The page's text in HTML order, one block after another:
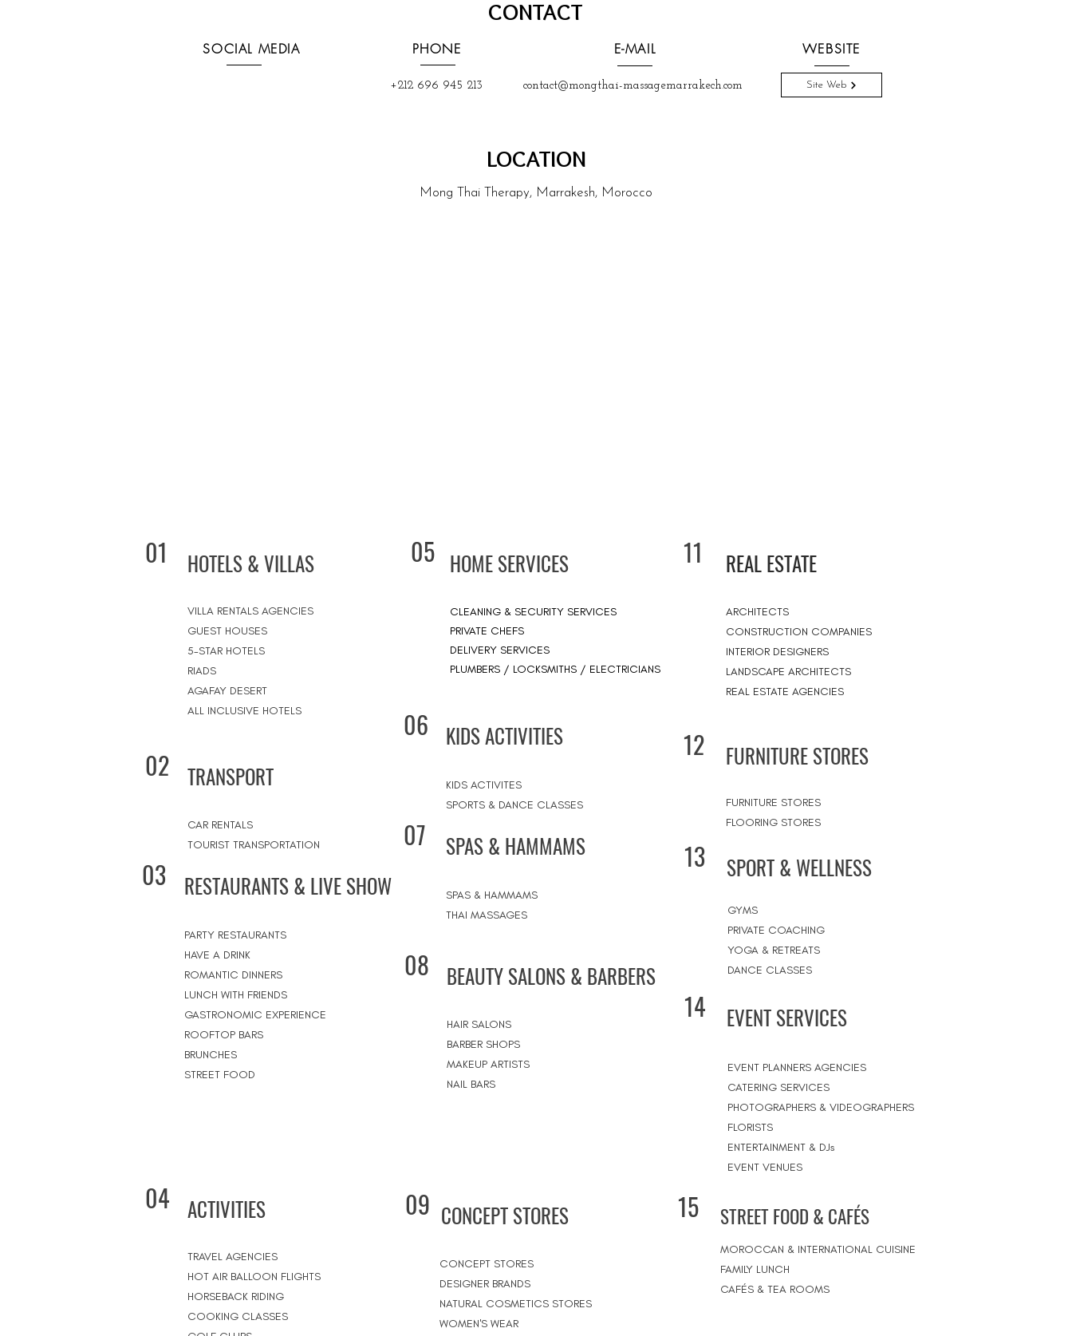
CONTACT
SOCIAL MEDIA PHONE E-MAIL WEBSITE
+212 696 945 213 contact@mongthai-massagemarrakech.com Site Web
LOCATION
Mong Thai Therapy, Marrakesh, Morocco
01 HOTELS & VILLAS
VILLA RENTALS AGENCIES
GUEST HOUSES
5-STAR HOTELS
RIADS
AGAFAY DESERT
ALL INCLUSIVE HOTELS
02 TRANSPORT
CAR RENTALS
TOURIST TRANSPORTATION
03 RESTAURANTS & LIVE SHOW
PARTY RESTAURANTS
HAVE A DRINK
ROMANTIC DINNERS
LUNCH WITH FRIENDS
GASTRONOMIC EXPERIENCE
ROOFTOP BARS
BRUNCHES
STREET FOOD
04 ACTIVITIES
TRAVEL AGENCIES
HOT AIR BALLOON FLIGHTS
HORSEBACK RIDING
COOKING CLASSES
05 HOME SERVICES
CLEANING & SECURITY SERVICES
PRIVATE CHEFS
DELIVERY SERVICES
PLUMBERS / LOCKSMITHS / ELECTRICIANS
11 REAL ESTATE
ARCHITECTS
CONSTRUCTION COMPANIES
INTERIOR DESIGNERS
LANDSCAPE ARCHITECTS
REAL ESTATE AGENCIES
06 KIDS ACTIVITIES
KIDS ACTIVITES
SPORTS & DANCE CLASSES
12 FURNITURE STORES
FURNITURE STORES
FLOORING STORES
07 SPAS & HAMMAMS
SPAS & HAMMAMS
THAI MASSAGES
08 BEAUTY SALONS & BARBERS
HAIR SALONS
BARBER SHOPS
MAKEUP ARTISTS
NAIL BARS
13 SPORT & WELLNESS
GYMS
PRIVATE COACHING
YOGA & RETREATS
DANCE CLASSES
14 EVENT SERVICES
EVENT PLANNERS AGENCIES
CATERING SERVICES
PHOTOGRAPHERS & VIDEOGRAPHERS
FLORISTS
ENTERTAINMENT & DJs
EVENT VENUES
09 CONCEPT STORES
CONCEPT STORES
DESIGNER BRANDS
NATURAL COSMETICS STORES
WOMEN'S WEAR
15 STREET FOOD & CAFÉS
MOROCCAN & INTERNATIONAL CUISINE
FAMILY LUNCH
CAFÉS & TEA ROOMS